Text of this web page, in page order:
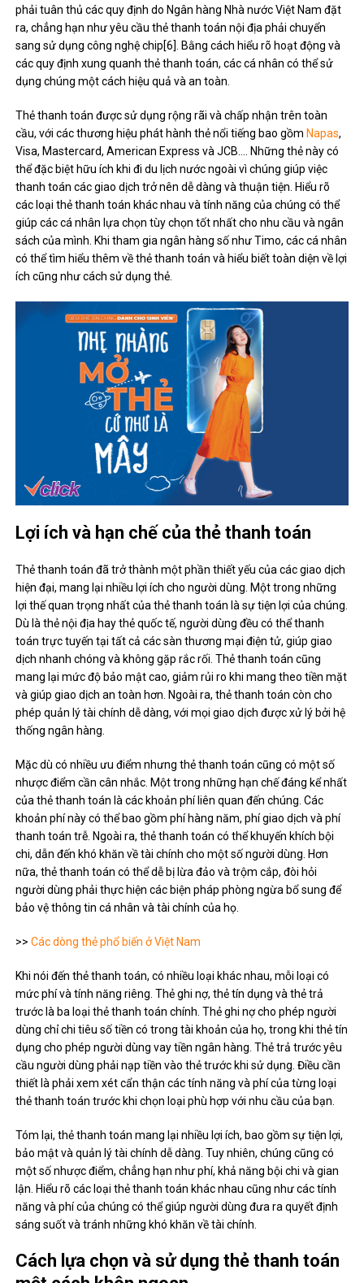
phải tuân thủ các quy định do Ngân hàng Nhà nước Việt Nam đặt
ra, chẳng hạn như yêu cầu thẻ thanh toán nội địa phải chuyển
sang sử dụng công nghệ chip[6]. Bằng cách hiểu rõ hoạt động và
các quy định xung quanh thẻ thanh toán, các cá nhân có thể sử
dụng chúng một cách hiệu quả và an toàn.
Thẻ thanh toán được sử dụng rộng rãi và chấp nhận trên toàn
cầu, với các thương hiệu phát hành thẻ nổi tiếng bao gồm Napas,
Visa, Mastercard, American Express và JCB…. Những thẻ này có
thể đặc biệt hữu ích khi đi du lịch nước ngoài vì chúng giúp việc
thanh toán các giao dịch trở nên dễ dàng và thuận tiện. Hiểu rõ
các loại thẻ thanh toán khác nhau và tính năng của chúng có thể
giúp các cá nhân lựa chọn tùy chọn tốt nhất cho nhu cầu và ngân
sách của mình. Khi tham gia ngân hàng số như Timo, các cá nhân
có thể tìm hiểu thêm về thẻ thanh toán và hiểu biết toàn diện về lợi
ích cũng như cách sử dụng thẻ.
Lợi ích và hạn chế của thẻ thanh toán
Thẻ thanh toán đã trở thành một phần thiết yếu của các giao dịch
hiện đại, mang lại nhiều lợi ích cho người dùng. Một trong những
lợi thế quan trọng nhất của thẻ thanh toán là sự tiện lợi của chúng.
Dù là thẻ nội địa hay thẻ quốc tế, người dùng đều có thể thanh
toán trực tuyến tại tất cả các sàn thương mại điện tử, giúp giao
dịch nhanh chóng và không gặp rắc rối. Thẻ thanh toán cũng
mang lại mức độ bảo mật cao, giảm rủi ro khi mang theo tiền mặt
và giúp giao dịch an toàn hơn. Ngoài ra, thẻ thanh toán còn cho
phép quản lý tài chính dễ dàng, với mọi giao dịch được xử lý bởi hệ
thống ngân hàng.
Mặc dù có nhiều ưu điểm nhưng thẻ thanh toán cũng có một số
nhược điểm cần cân nhắc. Một trong những hạn chế đáng kể nhất
của thẻ thanh toán là các khoản phí liên quan đến chúng. Các
khoản phí này có thể bao gồm phí hàng năm, phí giao dịch và phí
thanh toán trễ. Ngoài ra, thẻ thanh toán có thể khuyến khích bội
chi, dẫn đến khó khăn về tài chính cho một số người dùng. Hơn
nữa, thẻ thanh toán có thể dễ bị lừa đảo và trộm cắp, đòi hỏi
người dùng phải thực hiện các biện pháp phòng ngừa bổ sung để
bảo vệ thông tin cá nhân và tài chính của họ.
>>Các dòng thẻ phổ biến ở Việt Nam
Khi nói đến thẻ thanh toán, có nhiều loại khác nhau, mỗi loại có
mức phí và tính năng riêng. Thẻ ghi nợ, thẻ tín dụng và thẻ trả
trước là ba loại thẻ thanh toán chính. Thẻ ghi nợ cho phép người
dùng chỉ chi tiêu số tiền có trong tài khoản của họ, trong khi thẻ tín
dụng cho phép người dùng vay tiền ngân hàng. Thẻ trả trước yêu
cầu người dùng phải nạp tiền vào thẻ trước khi sử dụng. Điều cần
thiết là phải xem xét cẩn thận các tính năng và phí của từng loại
thẻ thanh toán trước khi chọn loại phù hợp với nhu cầu của bạn.
Tóm lại, thẻ thanh toán mang lại nhiều lợi ích, bao gồm sự tiện lợi,
bảo mật và quản lý tài chính dễ dàng. Tuy nhiên, chúng cũng có
một số nhược điểm, chẳng hạn như phí, khả năng bội chi và gian
lận. Hiểu rõ các loại thẻ thanh toán khác nhau cũng như các tính
năng và phí của chúng có thể giúp người dùng đưa ra quyết định
sáng suốt và tránh những khó khăn về tài chính.
Cách lựa chọn và sử dụng thẻ thanh toán